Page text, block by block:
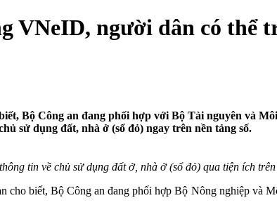
VNeID, người dân có
Bộ Công an đang phối hợp với Bộ Tài nguyên và
sử dụng đất, nhà ở (sổ đỏ) ngay trên nền tảng số.
tin về chủ sử dụng đất ở, nhà ở (sổ đỏ) qua tiện ích
cho biết, Bộ Công an đang phối hợp Bộ Nông nghiệp và